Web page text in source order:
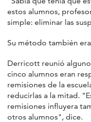
estos alumnos,
simple: eliminar las
Su método también
Derricott reunió
cinco alumnos eran
remisiones de la
reducirlas a la mitad.
remisiones influyera
otros alumnos", dice.